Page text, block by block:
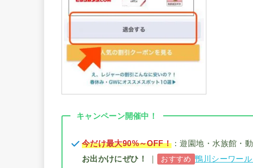
キャンペーン開催中！
今だけ最大90%～OFF！ ：遊園地・水族館
お出かけにぜひ！
｜ おすすめ 鴨川シーワール